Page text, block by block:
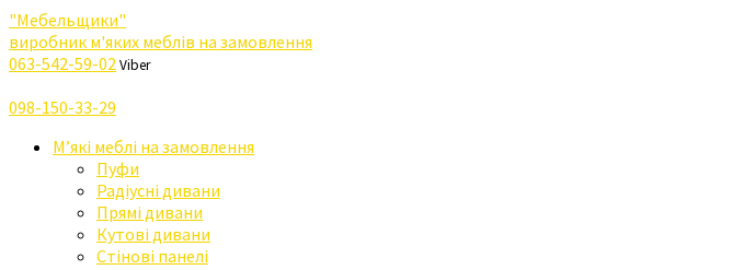
"Мебельщики"
виробник м'яких меблів на замовлення
063-542-59-02Viber
098-150-33-29
М’які меблі на замовлення
Пуфи
Радіусні дивани
Прямі дивани
Кутові дивани
Стінові панелі